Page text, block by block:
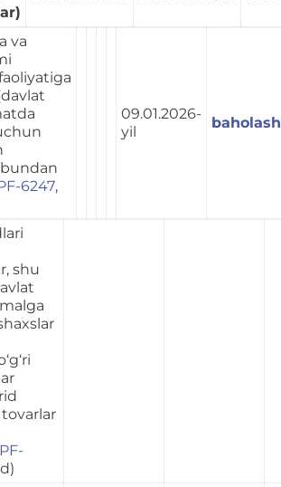
va
6247,
09.01.2026-
yil
baholash
shu
PF-